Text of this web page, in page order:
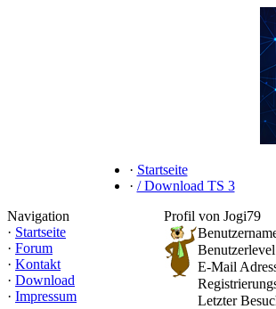
· Startseite
· / Download TS 3
Navigation
· Startseite
· Forum
· Kontakt
· Download
· Impressum
Profil von Jogi79
Benutzerlevel
E-Mail
Letzter